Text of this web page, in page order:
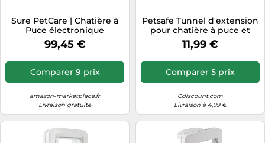
Tondeuses cheveux & barbe
Téléphonie
Téléviseurs
Télévision & vidéo
Électroménager
Sure PetCare | Chatière à
Puce électronique
SureFlap, Compatible avec
Le médaillon
radiofréquence et avec Les
puces électroniques, pour
Blanc
99,45 €
Comparer 9 prix
amazon-marketplace.fr
Livraison gratuite
Petsafe Tunnel d'extension
pour chatière à puce et
manuelle – Installation
facile, Marron
11,99 €
Comparer 5 prix
Cdiscount.com
Livraison à 4,99 €